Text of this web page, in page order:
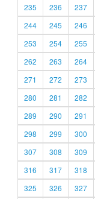
235
236 237
244
245 246
253
254 255
262
263 264
271
272 273
280
281 282
289
290 291
298
299 300
307
308 309
316
317 318
325
326 327